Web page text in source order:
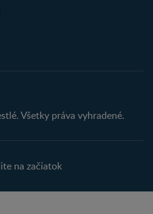
Všetky práva vyhradené.
na začiatok